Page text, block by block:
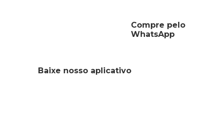
Compre pelo
WhatsApp
Baixe nosso aplicativo